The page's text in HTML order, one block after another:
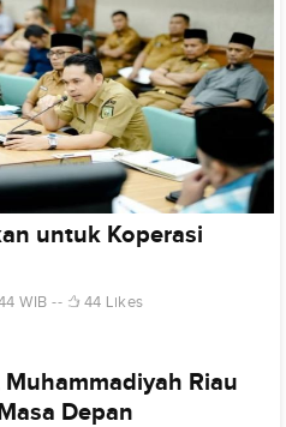
untuk Koperasi
WIB 44 Likes
Riau
Depan